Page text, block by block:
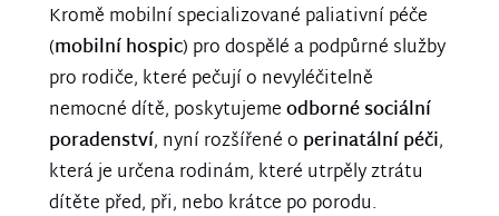
Kromě mobilní specializované paliativní péče
(mobilní hospic) pro dospělé a podpůrné služby
pro rodiče, které pečují o nevyléčitelně
nemocné dítě, poskytujemeodborné sociální
poradenství, nyní rozšířené o perinatální péči,
která je určena rodinám, které utrpěly ztrátu
dítěte před, při, nebo krátce po porodu.